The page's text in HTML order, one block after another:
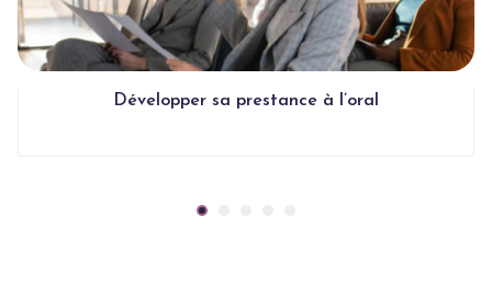
Développer sa prestance à l’oral